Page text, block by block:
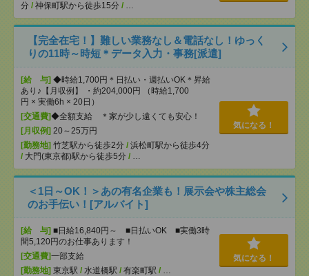
分 / 神保町駅から徒歩15分 / …
【完全在宅！】難しい業務なし＆電話なし！ゆっく
りの11時～時短＊データ入力・事務[派遣]
[給 与] ◆時給1,700円＊日払い・週払いOK＊昇給
あり♪【月収例】 ・約204,000円 （時給1,700
円 × 実働6h × 20日）
[交通費]◆全額支給 ＊家が少し遠くても安心！
[月収例] 20～25万円
[勤務地] 竹芝駅から徒歩2分 / 浜松町駅から徒歩4分
/ 大門(東京都)駅から徒歩5分 / …
気になる！
＜1日～OK！＞あの有名企業も！展示会や株主総会
のお手伝い！[アルバイト]
[給 与] ■日給16,840円～ ■日払いOK ■実働3時
間5,120円のお仕事あります！
[交通費]一部支給
[勤務地] 東京駅 / 水道橋駅 / 有楽町駅 / …
気になる！